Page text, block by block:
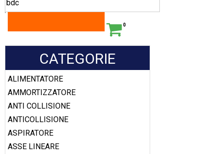
0
CATEGORIE
ALIMENTATORE
AMMORTIZZATORE
ANTI COLLISIONE
ANTICOLLISIONE
ASPIRATORE
ASSE LINEARE